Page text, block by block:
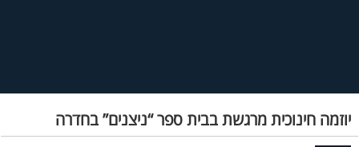
יוזמה חינוכית מרגשת בבית ספר “ניצנים” בחדרה